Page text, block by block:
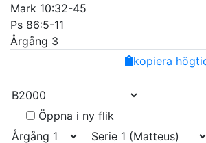
Mark 10:32-45
Ps 86:5-11
Årgång 3
EmailCopy
kopiera
Öppna i ny flik